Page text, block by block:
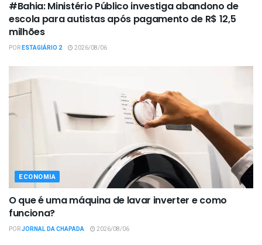
#Bahia: Ministério Público investiga abandono de
escola para autistas após pagamento de R$ 12,5
milhões
PORESTAGIÁRIO 2 2026/08/06
ECONOMIA
O que é uma máquina de lavar inverter e como
funciona?
PORJORNAL DA CHAPADA 2026/08/06